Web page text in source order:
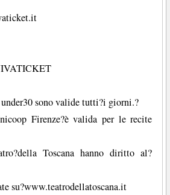
sono valide tutti?i giorni.?
Firenze?è valida per le recite
Toscana hanno diritto al?
su?www.teatrodellatoscana.it